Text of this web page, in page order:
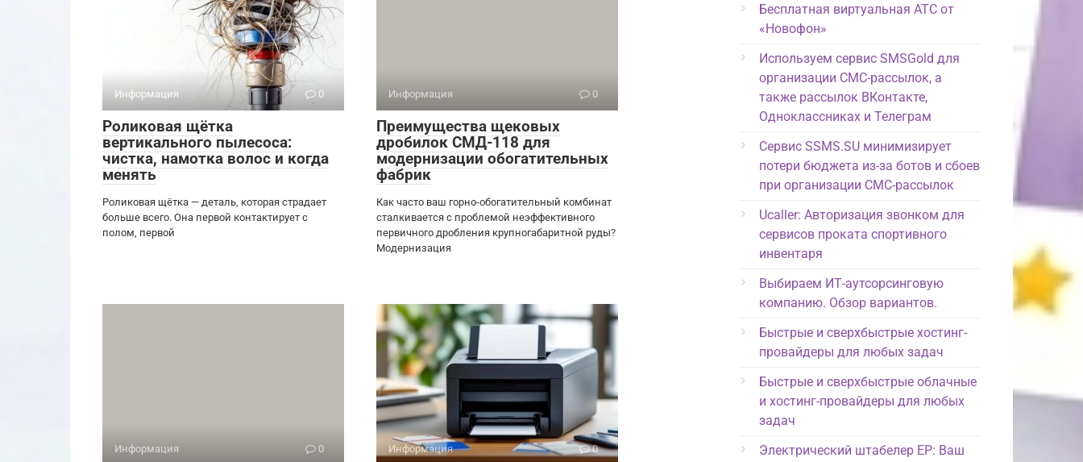
Информация 0
Роликовая щётка
вертикального пылесоса:
чистка, намотка волос и когда
менять
Роликовая щётка — деталь, которая страдает
больше всего. Она первой контактирует с
полом, первой
Информация 0
Преимущества щековых
дробилок СМД-118 для
модернизации обогатительных
фабрик
Как часто ваш горно-обогатительный комбинат
сталкивается с проблемой неэффективного
первичного дробления крупногабаритной руды?
Модернизация
Информация 0 Информация 0
Бесплатная виртуальная АТС от
«Новофон»
Используем сервис SMSGold для
организации СМС-рассылок, а
также рассылок ВКонтакте,
Одноклассниках и Телеграм
Сервис SSMS.SU минимизирует
потери бюджета из-за ботов и сбоев
при организации СМС-рассылок
Ucaller: Авторизация звонком для
сервисов проката спортивного
инвентаря
Выбираем ИТ-аутсорсинговую
компанию. Обзор вариантов.
Быстрые и сверхбыстрые хостинг-
провайдеры для любых задач
Быстрые и сверхбыстрые облачные
и хостинг-провайдеры для любых
задач
Электрический штабелер EP: Ваш